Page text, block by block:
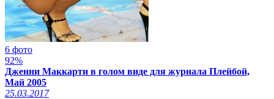
6 фото
92%
Дженни Маккарти в голом виде для журнала Плейбой,
Май 2005
25.03.2017